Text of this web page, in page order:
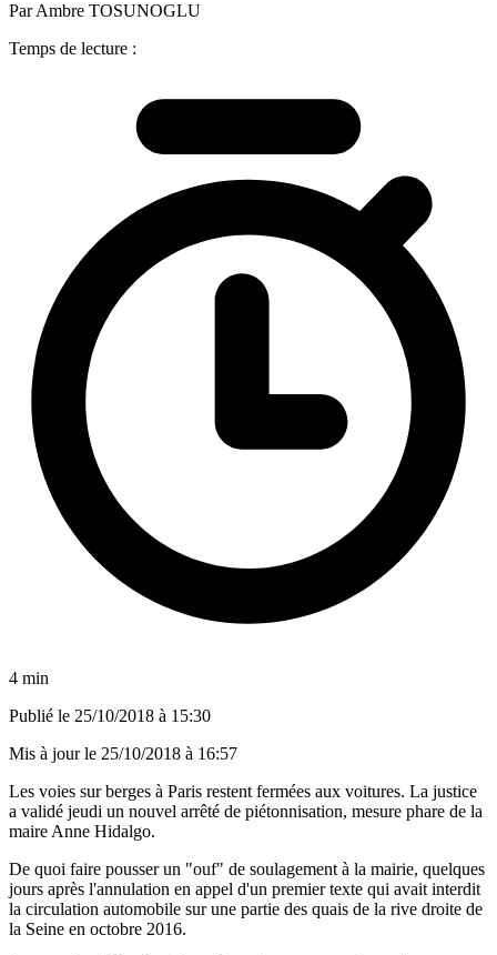
Par Ambre TOSUNOGLU
Temps de lecture :
4 min
Publié le 25/10/2018 à 15:30
Mis à jour le 25/10/2018 à 16:57
Les voies sur berges à Paris restent fermées aux voitures. La justice
a validé jeudi un nouvel arrêté de piétonnisation, mesure phare de la
maire Anne Hidalgo.
De quoi faire pousser un "ouf" de soulagement à la mairie, quelques
jours après l'annulation en appel d'un premier texte qui avait interdit
la circulation automobile sur une partie des quais de la rive droite de
la Seine en octobre 2016.